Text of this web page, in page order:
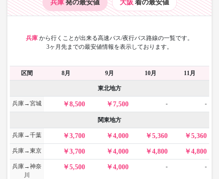
兵庫 発の最安値 大阪 着の最安値
兵庫 から行くことが出来る高速バス/夜行バス路線の一覧です。
3ヶ月先までの最安値情報を表示しております。
区間 8月 9月 10月 11月
東北地方
兵庫→宮城 8,500 7,500 - -
関東地方
兵庫→千葉 3,700 4,000 5,360 5,360
兵庫→東京 3,700 4,000 4,800 4,800
兵庫→神奈
川
5,500 4,000 - -